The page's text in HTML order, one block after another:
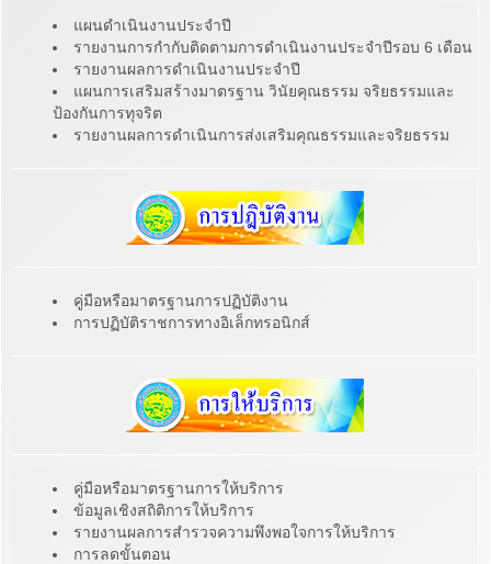
แผนดำเนินงานประจำปี
รายงานการกำกับติดตามการดำเนินงานประจำปีรอบ 6 เดือน
รายงานผลการดำเนินงานประจำปี
แผนการเสริมสร้างมาตรฐาน วินัยคุณธรรม จริยธรรมและ
ป้องกันการทุจริต
รายงานผลการดำเนินการส่งเสริมคุณธรรมและจริยธรรม
คู่มือหรือมาตรฐานการปฏิบัติงาน
การปฏิบัติราชการทางอิเล็กทรอนิกส์
คู่มือหรือมาตรฐานการให้บริการ
ข้อมูลเชิงสถิติการให้บริการ
รายงานผลการสำรวจความพึงพอใจการให้บริการ
การลดขั้นตอน